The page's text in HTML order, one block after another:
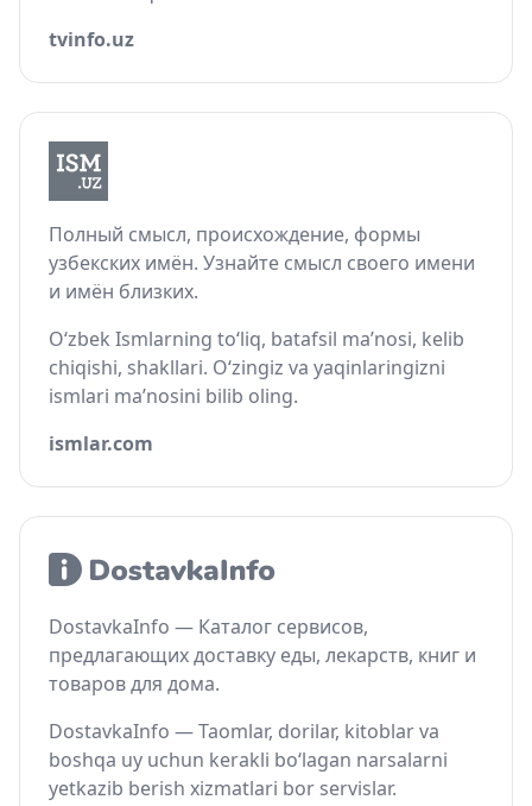
tvinfo.uz
Полный смысл, происхождение, формы
узбекских имён. Узнайте смысл своего имени
и имён близких.
O‘zbek Ismlarning to‘liq, batafsil ma’nosi, kelib
chiqishi, shakllari. O‘zingiz va yaqinlaringizni
ismlari ma’nosini bilib oling.
ismlar.com
DostavkaInfo — Каталог сервисов,
предлагающих доставку еды, лекарств, книг и
товаров для дома.
DostavkaInfo — Taomlar, dorilar, kitoblar va
boshqa uy uchun kerakli bo‘lagan narsalarni
yetkazib berish xizmatlari bor servislar.